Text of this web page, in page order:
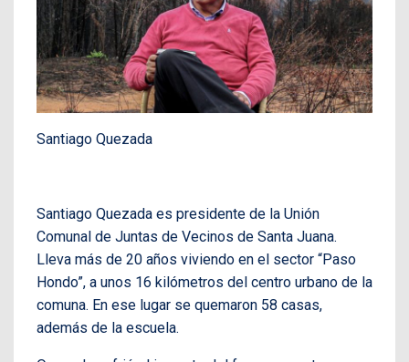
Santiago Quezada
Santiago Quezada es presidente de la Unión
Comunal de Juntas de Vecinos de Santa Juana.
Lleva más de 20 años viviendo en el sector “Paso
Hondo”, a unos 16 kilómetros del centro urbano de la
comuna. En ese lugar se quemaron 58 casas,
además de la escuela.